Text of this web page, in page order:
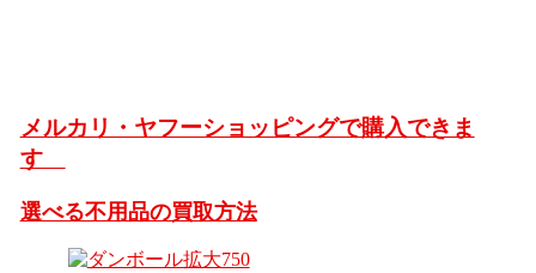
メルカリ・ヤフーショッピングで購入できま
す
選べる不用品の買取方法